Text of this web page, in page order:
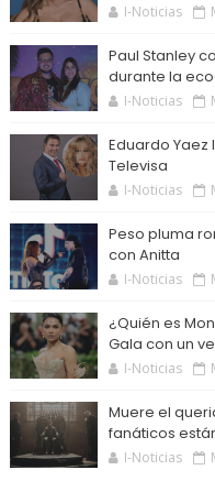
I-Noticias
Paul Stanley
durante la
I-Noticias
Eduardo
Televisa
I-Noticias
Peso pluma
con Anitta
I-Noticias
¿Quién es
Gala con un
I-Noticias
Muere el
fanáticos
I-Noticias